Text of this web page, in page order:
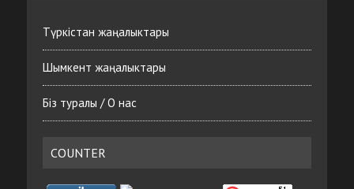
Түркістан жаңалыктары
Шымкент жаңалыктары
Біз туралы / О нас
COUNTER